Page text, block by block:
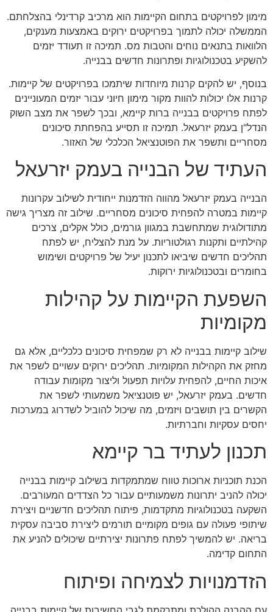
מימון לפרויקטים בתחום הקיימות הוא מרכיב קרדינלי בהצלחתם.
הממשלה יכולה לתמוך בפרויקטים ירוקים באמצעות מענקים,
הלוואות בתנאים נוחים והטבות מס. תמיכה זו תעודד יזמים
להשקיע בטכנולוגיות ופתרונות חדשים בבנייה.
בנוסף, יש להקים קרנות מיוחדות שיתמכו בפרויקטים של קיימות.
קרנות אלו יכולות להוות מקור מימון חיוני עבור יזמים המעוניינים
לפתח פרויקטים בבנייה ברות קיימא, ובכך לשפר את מצב השוק
הנדל"ן בעמק יזרעאל. תמיכה זו תסייע בהפחתת סיכונים
מסחריים ותשפר את הפוטנציאל הכלכלי של האזור.
העתיד של הבנייה בעמק יזרעאל
הבנייה בעמק יזרעאל מהווה הזדמנות ייחודית לשילוב עקרונות
קיימות במטרה להפחית סיכונים מסחריים. שילוב זה מצריך גישה
מתודולוגית שמתחשבת במגוון גורמים, כולל אקלים, צרכים
קהילתיים ותקנות רגולטוריות. על מנת להצליח, יש לפתח
תהליכים חדשים שיביאו לתכנון יעיל של פרויקטים ושימוש
בחומרים ובטכנולוגיות ירוקות.
השפעת הקיימות על קהילות
מקומיות
שילוב קיימות בבנייה לא רק שמפחית סיכונים כלכליים, אלא גם
מחזק את הקהילות המקומיות. תהליכים ירוקים עשויים לשפר את
איכות החיים, להפחית עלויות תפעול וליצור מקומות עבודה
חדשים. בעמק יזרעאל, יש פוטנציאל משמעותי לשפר את
הקשרים בין תושבים ויזמים, מה שיכול להוביל לשדרוג במערכות
יחסים עסקיות וחברתיות.
תכנון לעתיד בר קיימא
הכנת תוכניות ארוכות טווח שמתמקדות בשילוב קיימות בבנייה
יכולה להניב יתרונות משמעותיים עבור כל הצדדים המעורבים.
השקעה בטכנולוגיות מתקדמות, פיתוח תהליכים חדשניים ויצירת
שיתופי פעולה עם גופים מקומיים תורמים ליצירת סביבה עסקית
בריאה. יש להמשיך לפתח פתרונות יצירתיים שיכולים להניע את
התחום קדימה.
הזדמנויות לצמיחה ופיתוח